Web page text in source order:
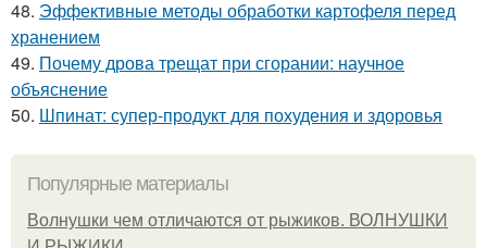
48. Эффективные методы обработки картофеля перед
хранением
49. Почему дрова трещат при сгорании: научное
объяснение
50. Шпинат: супер-продукт для похудения и здоровья
Популярные материалы
Волнушки чем отличаются от рыжиков. ВОЛНУШКИ